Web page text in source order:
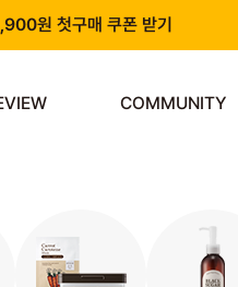
원 첫구매 쿠폰 받기
COMMUNITY